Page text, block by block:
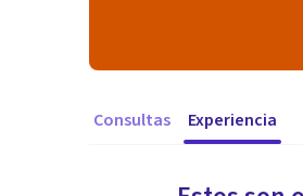
Consultas Experiencia